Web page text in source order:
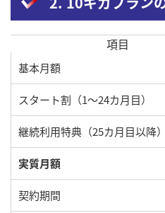
項目
基本月額
スタート割（1〜24カ月目）
継続利用特典（25カ月目以降）
実質月額
契約期間